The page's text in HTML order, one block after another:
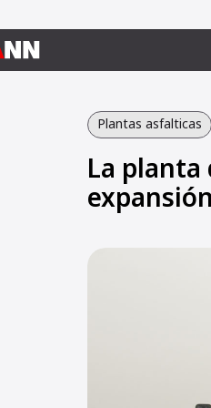
Plantas asfalticas
La planta